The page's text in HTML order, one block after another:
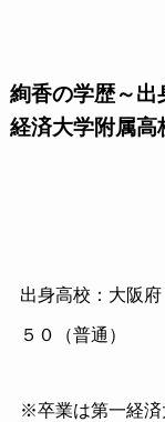
絢香の学歴～出
経済大学附属高
出身高校：大阪府
５０（普通）
※卒業は第一経済